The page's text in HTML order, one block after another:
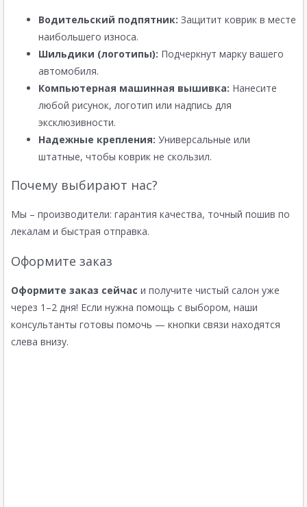
Водительский подпятник: Защитит коврик в месте
наибольшего износа.
Шильдики (логотипы): Подчеркнут марку вашего
автомобиля.
Компьютерная машинная вышивка: Нанесите
любой рисунок, логотип или надпись для
эксклюзивности.
Надежные крепления: Универсальные или
штатные, чтобы коврик не скользил.
Почему выбирают нас?
Мы – производители: гарантия качества, точный пошив по
лекалам и быстрая отправка.
Оформите заказ
Оформите заказ сейчас и получите чистый салон уже
через 1–2 дня! Если нужна помощь с выбором, наши
консультанты готовы помочь — кнопки связи находятся
слева внизу.